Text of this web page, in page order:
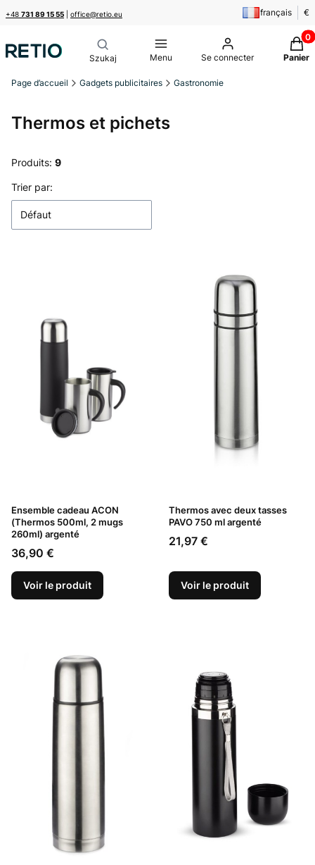
+48 731 89 15 55 office@retio.eu français €
Menu Se connecter Panier
Page d’accueil Gadgets publicitaires Gastronomie
Thermos et pichets
Produits: 9
Liste des produits
Trier par:
Défaut
Ensemble cadeau ACON
(Thermos 500ml, 2 mugs
260ml) argenté
Prix
36,90 €
Voir le produit
Thermos avec deux tasses
PAVO 750 ml argenté
Prix
21,97 €
Voir le produit